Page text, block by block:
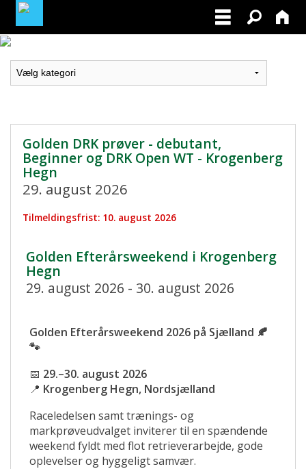
LOGIN / PROFIL
Golden DRK prøver - debutant,
Beginner og DRK Open WT - Krogenberg
Hegn
29. august 2026
Tilmeldingsfrist: 10. august 2026
Golden Efterårsweekend i Krogenberg
Hegn
29. august 2026 - 30. august 2026
Golden Efterårsweekend 2026 på Sjælland 🍂
🐾
📅 29.–30. august 2026
📍 Krogenberg Hegn, Nordsjælland
Raceledelsen samt trænings- og
markprøveudvalget inviterer til en spændende
weekend fyldt med flot retrieverarbejde, gode
oplevelser og hyggeligt samvær.